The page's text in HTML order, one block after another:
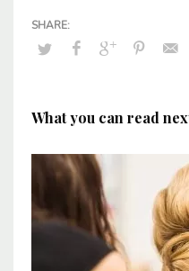
What you can read